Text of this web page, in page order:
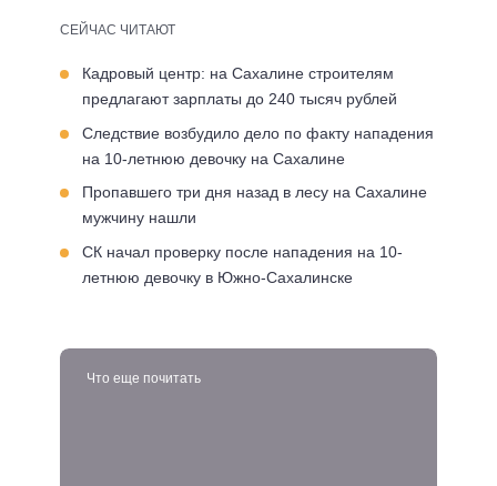
СЕЙЧАС ЧИТАЮТ
Кадровый центр: на Сахалине строителям
предлагают зарплаты до 240 тысяч рублей
Следствие возбудило дело по факту нападения
на 10-летнюю девочку на Сахалине
Пропавшего три дня назад в лесу на Сахалине
мужчину нашли
СК начал проверку после нападения на 10-
летнюю девочку в Южно-Сахалинске
Что еще почитать